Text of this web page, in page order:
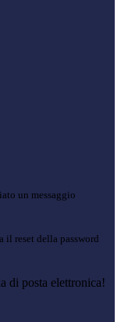
un messaggio
il reset della password
di posta elettronica!